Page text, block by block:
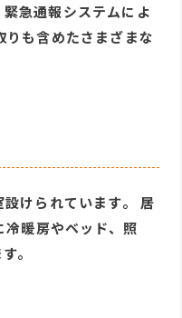
急通報システムによ
も含めたさまざまな
けられています。 居
暖房やベッド、照
。